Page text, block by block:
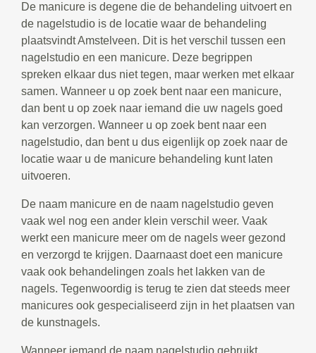
De manicure is degene die de behandeling uitvoert en
de nagelstudio is de locatie waar de behandeling
plaatsvindt Amstelveen. Dit is het verschil tussen een
nagelstudio en een manicure. Deze begrippen
spreken elkaar dus niet tegen, maar werken met elkaar
samen. Wanneer u op zoek bent naar een manicure,
dan bent u op zoek naar iemand die uw nagels goed
kan verzorgen. Wanneer u op zoek bent naar een
nagelstudio, dan bent u dus eigenlijk op zoek naar de
locatie waar u de manicure behandeling kunt laten
uitvoeren.
De naam manicure en de naam nagelstudio geven
vaak wel nog een ander klein verschil weer. Vaak
werkt een manicure meer om de nagels weer gezond
en verzorgd te krijgen. Daarnaast doet een manicure
vaak ook behandelingen zoals het lakken van de
nagels. Tegenwoordig is terug te zien dat steeds meer
manicures ook gespecialiseerd zijn in het plaatsen van
de kunstnagels.
Wanneer iemand de naam nagelstudio gebruikt,